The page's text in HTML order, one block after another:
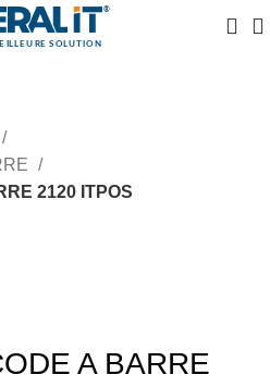
2120 ITPOS
A BARRE